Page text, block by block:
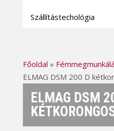
Főoldal »
ELMAG DSM 200 D
ELMAG DSM
Szállítástechológia